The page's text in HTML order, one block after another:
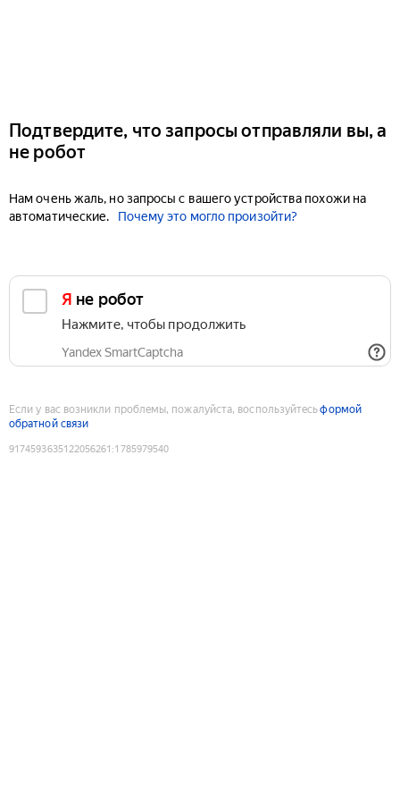
Подтвердите, что запросы отправляли вы, а
не робот
Нам очень жаль, но запросы с вашего устройства похожи на
автоматические.
Почему это могло произойти?
Я не робот
Нажмите, чтобы продолжить
Yandex SmartCaptcha
Если у вас возникли проблемы, пожалуйста, воспользуйтесьформой
обратной связи
9174593635122056261 :1785979540